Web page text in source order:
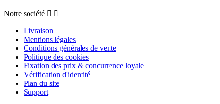
Notre société  
Livraison
Mentions légales
Conditions générales de vente
Politique des cookies
Fixation des prix & concurrence loyale
Vérification d'identité
Plan du site
Support